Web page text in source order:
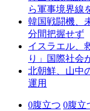
ら軍事境界線
韓国戦闘機、
分間把握せず
イスラエル、
り」国際社会
北朝鮮、山中
運用
0腹立つ 0腹立